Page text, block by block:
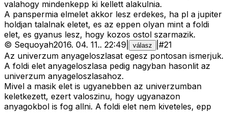
valahogy mindenkepp ki kellett alakulnia.
A panspermia elmelet akkor lesz erdekes, ha pl a jupiter
holdjan talalnak eletet, es az eppen olyan mint a foldi
elet, es gyanus lesz, hogy kozos ostol szarmazik.
© Sequoyah2016. 04. 11.. 22:49 válasz #21
Az univerzum anyageloszlasat egesz pontosan ismerjuk.
A foldi elet anyageloszlasa pedig nagyban hasonlit az
univerzum anyageloszlasahoz.
Mivel a masik elet is ugyanebben az univerzumban
keletkezett, ezert valoszinu, hogy ugyanazon
anyagokbol is fog allni. A foldi elet nem kiveteles, epp